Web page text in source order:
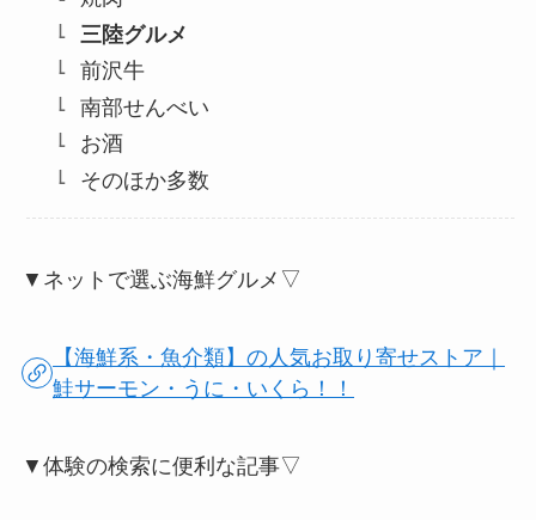
三陸グルメ
前沢牛
南部せんべい
お酒
そのほか多数
▼ネットで選ぶ海鮮グルメ▽
【海鮮系・魚介類】の人気お取り寄せストア｜
鮭サーモン・うに・いくら！！
▼体験の検索に便利な記事▽